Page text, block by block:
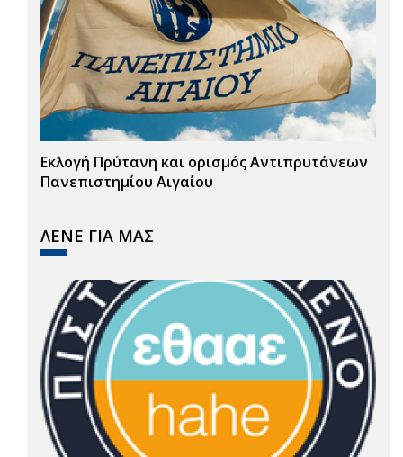
Εκλογή Πρύτανη και ορισμός Αντιπρυτάνεων
Πανεπιστημίου Αιγαίου
ΛΕΝΕ ΓΙΑ ΜΑΣ